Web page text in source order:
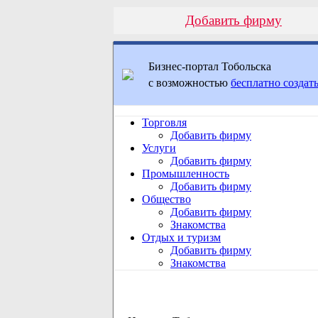
Добавить фирму
Бизнес-портал Тобольска
с возможностью бесплатно
Торговля
Добавить фирму
Услуги
Добавить фирму
Промышленность
Добавить фирму
Общество
Добавить фирму
Знакомства
Отдых и туризм
Добавить фирму
Знакомства